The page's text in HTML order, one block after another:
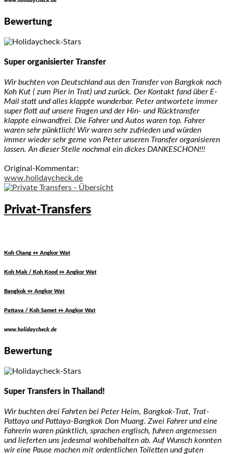
Bewertung
Super organisierter Transfer
Wir buchten von Deutschland aus den Transfer von Bangkok nach
Koh Kut ( zum Pier in Trat) und zurück. Der Kontakt fand über E-
Mail statt und alles klappte wunderbar. Peter antwortete immer
super flott auf unsere Fragen und der Hin- und Rücktransfer
klappte einwandfrei. Die Fahrer und Autos waren top. Fahrer
waren sehr pünktlich! Wir waren sehr zufrieden und würden
immer wieder sehr gerne von Peter unseren Transfer organisieren
lassen. An dieser Stelle nochmal ein dickes DANKESCHON!!!
Original-Kommentar:
www.holidaycheck.de
Privat-Transfers
Koh Chang ↔ Angkor Wat
Koh Mak / Koh Kood ↔ Angkor Wat
Bangkok ↔ Angkor Wat
Pattaya / Koh Samet ↔ Angkor Wat
www.holidaycheck.de
Bewertung
Super Transfers in Thailand!
Wir buchten drei Fahrten bei Peter Heim, Bangkok-Trat, Trat-
Pattaya und Pattaya-Bangkok Don Muang. Zwei Fahrer und eine
Fahrerin waren pünktlich, sprachen englisch, fuhren angemessen
und lieferten uns jedesmal wohlbehalten ab. Auf Wunsch konnten
wir eine Pause machen mit ordentlichen Toiletten und guten